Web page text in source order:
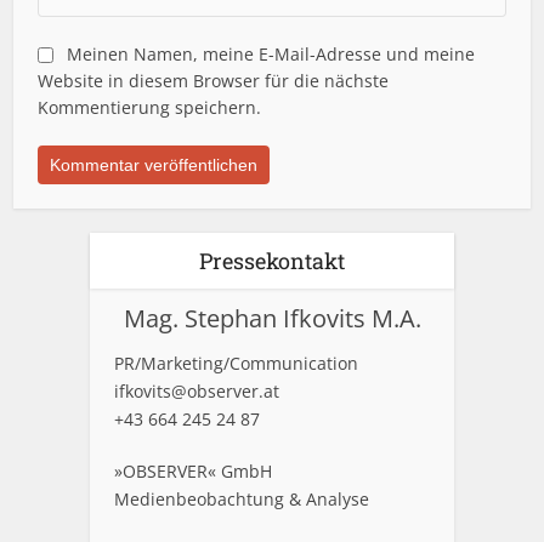
Meinen Namen, meine E-Mail-Adresse und meine
Website in diesem Browser für die nächste
Kommentierung speichern.
Pressekontakt
Mag. Stephan Ifkovits M.A.
PR/Marketing/Communication
ifkovits@observer.at
+43 664 245 24 87
»OBSERVER« GmbH
Medienbeobachtung & Analyse